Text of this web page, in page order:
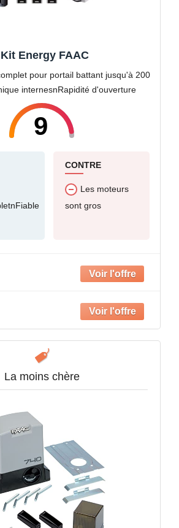
Kit Energy FAAC
pour portail battant jusqu'à 200
internesnRapidité d'ouverture
9
CONTRE
Les moteurs
sont gros
La moins chère